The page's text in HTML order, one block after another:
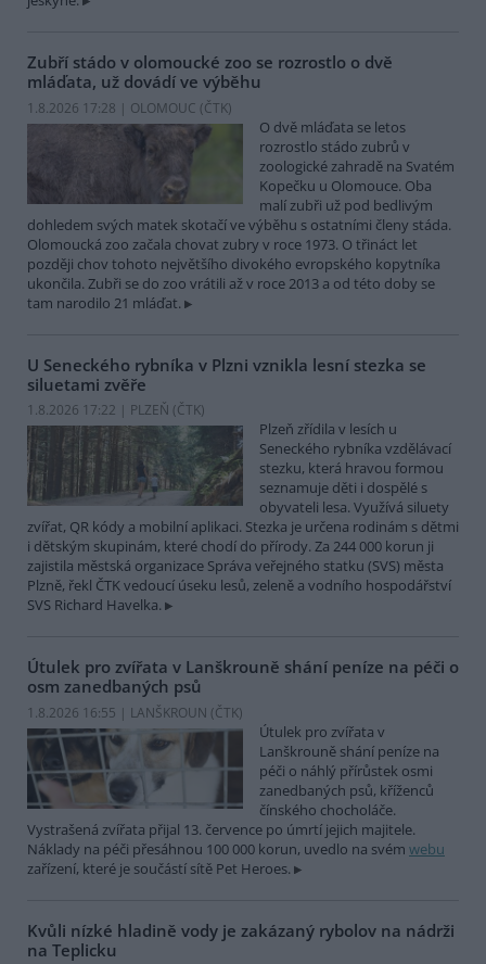
Zubří stádo v olomoucké zoo se rozrostlo o dvě
mláďata, už dovádí ve výběhu
1.8.2026 17:28 | OLOMOUC (ČTK)
O dvě mláďata se letos
rozrostlo stádo zubrů v
zoologické zahradě na Svatém
Kopečku u Olomouce. Oba
malí zubři už pod bedlivým
dohledem svých matek skotačí ve výběhu s ostatními členy stáda.
Olomoucká zoo začala chovat zubry v roce 1973. O třináct let
později chov tohoto největšího divokého evropského kopytníka
ukončila. Zubři se do zoo vrátili až v roce 2013 a od této doby se
tam narodilo 21 mláďat.
U Seneckého rybníka v Plzni vznikla lesní stezka se
siluetami zvěře
1.8.2026 17:22 | PLZEŇ (ČTK)
Plzeň zřídila v lesích u
Seneckého rybníka vzdělávací
stezku, která hravou formou
seznamuje děti i dospělé s
obyvateli lesa. Využívá siluety
zvířat, QR kódy a mobilní aplikaci. Stezka je určena rodinám s dětmi
i dětským skupinám, které chodí do přírody. Za 244 000 korun ji
zajistila městská organizace Správa veřejného statku (SVS) města
Plzně, řekl ČTK vedoucí úseku lesů, zeleně a vodního hospodářství
SVS Richard Havelka.
Útulek pro zvířata v Lanškrouně shání peníze na péči o
osm zanedbaných psů
1.8.2026 16:55 | LANŠKROUN (ČTK)
Útulek pro zvířata v
Lanškrouně shání peníze na
péči o náhlý přírůstek osmi
zanedbaných psů, kříženců
čínského chocholáče.
Vystrašená zvířata přijal 13. července po úmrtí jejich majitele.
Náklady na péči přesáhnou 100 000 korun, uvedlo na svém webu
zařízení, které je součástí sítě Pet Heroes.
Kvůli nízké hladině vody je zakázaný rybolov na nádrži
na Teplicku